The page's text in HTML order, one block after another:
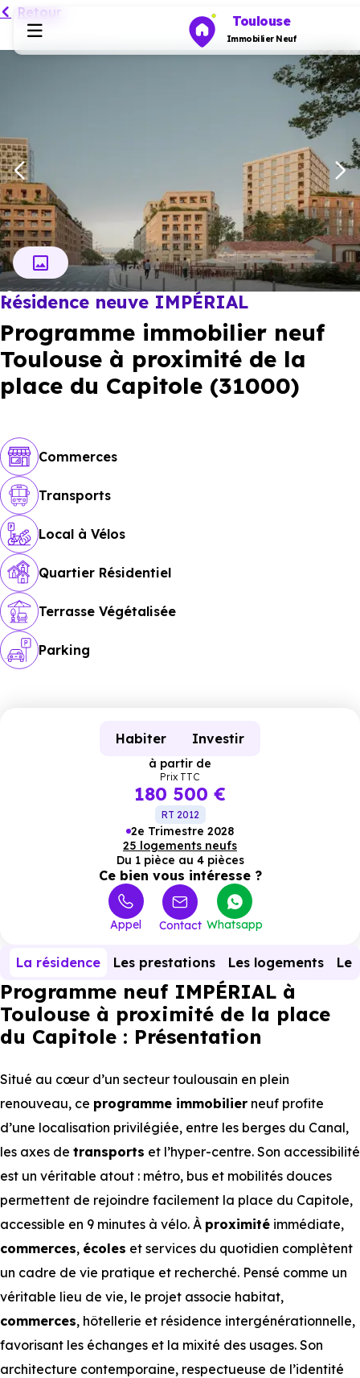
Toulouse
Immobilier Neuf
Habiter
Investir
Actualités
Ressources
Financer
Retour
Résidence neuve IMPÉRIAL
Programme immobilier neuf
Toulouse à proximité de la
place du Capitole (31000)
Commerces
Transports
Local à Vélos
Quartier Résidentiel
Terrasse Végétalisée
Parking
Habiter Investir
à partir de
Prix TTC
180 500 €
RT 2012
2e Trimestre 2028
25 logements neufs
Du 1 pièce au 4 pièces
Ce bien vous intéresse ?
Appel Contact Whatsapp
La résidence Les prestations Les logements Le
Programme neuf IMPÉRIAL à
Toulouse à proximité de la place
du Capitole : Présentation
Situé au cœur d’un secteur toulousain en plein
renouveau, ce programme immobilier neuf profite
d’une localisation privilégiée, entre les berges du Canal,
les axes de transports et l’hyper-centre. Son accessibilité
est un véritable atout : métro, bus et mobilités douces
permettent de rejoindre facilement la place du Capitole,
accessible en 9 minutes à vélo. À proximité immédiate,
commerces, écoles et services du quotidien complètent
un cadre de vie pratique et recherché. Pensé comme un
véritable lieu de vie, le projet associe habitat,
commerces, hôtellerie et résidence intergénérationnelle,
favorisant les échanges et la mixité des usages. Son
architecture contemporaine, respectueuse de l’identité